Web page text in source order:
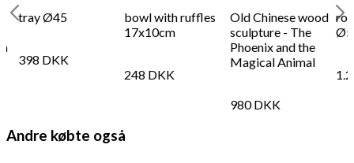
tray Ø45
398 DKK
bowl with ruffles
17x10cm
248 DKK
Old Chinese wood
sculpture - The
Phoenix and the
Magical Animal
980DKK
Andre købte også